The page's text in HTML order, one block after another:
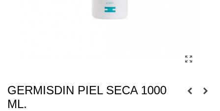
GERMISDIN PIEL SECA 1000
ML.